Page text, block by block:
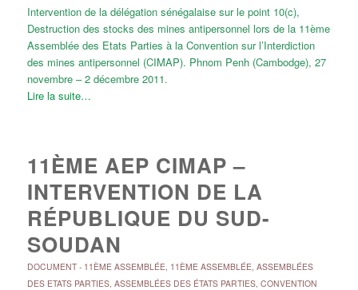
Intervention de la délégation sénégalaise sur le point 10(c),
Destruction des stocks des mines antipersonnel lors de la 11ème
Assemblée des Etats Parties à la Convention sur l’Interdiction
des mines antipersonnel (CIMAP). Phnom Penh (Cambodge), 27
novembre – 2 décembre 2011.
Lire la suite…
11ÈME AEP CIMAP –
INTERVENTION DE LA
RÉPUBLIQUE DU SUD-
SOUDAN
DOCUMENT- 11ÈME ASSEMBLÉE, 11ÈME ASSEMBLÉE, ASSEMBLÉES
DES ETATS PARTIES, ASSEMBLÉES DES ÉTATS PARTIES, CONVENTION